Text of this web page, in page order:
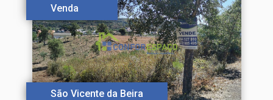
Venda
São Vicente da Beira